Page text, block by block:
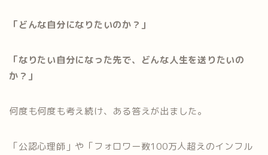
「どんな自分になりたいのか？」
「なりたい自分になった先で、どんな人生を送りたいの
か？」
何度も何度も考え続け、ある答えが出ました。
「公認心理師」や「フォロワー数100万人超えのインフル